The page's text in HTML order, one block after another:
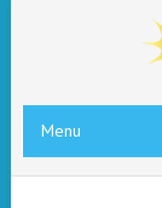
Menu